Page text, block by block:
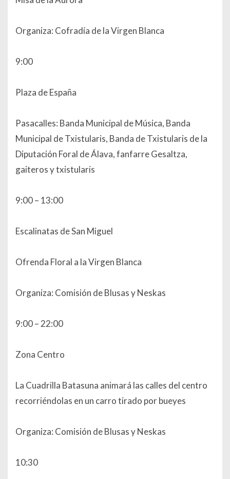
Organiza: Cofradía de la Virgen Blanca
9:00
Plaza de España
Pasacalles: Banda Municipal de Música, Banda
Municipal de Txistularis, Banda de Txistularis de la
Diputación Foral de Álava, fanfarre Gesaltza,
gaiteros y txistularis
9:00 – 13:00
Escalinatas de San Miguel
Ofrenda Floral a la Virgen Blanca
Organiza: Comisión de Blusas y Neskas
9:00 – 22:00
Zona Centro
La Cuadrilla Batasuna animará las calles del centro
recorriéndolas en un carro tirado por bueyes
Organiza: Comisión de Blusas y Neskas
10:30